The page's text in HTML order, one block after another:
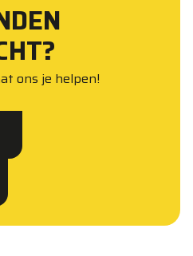
ons je helpen!